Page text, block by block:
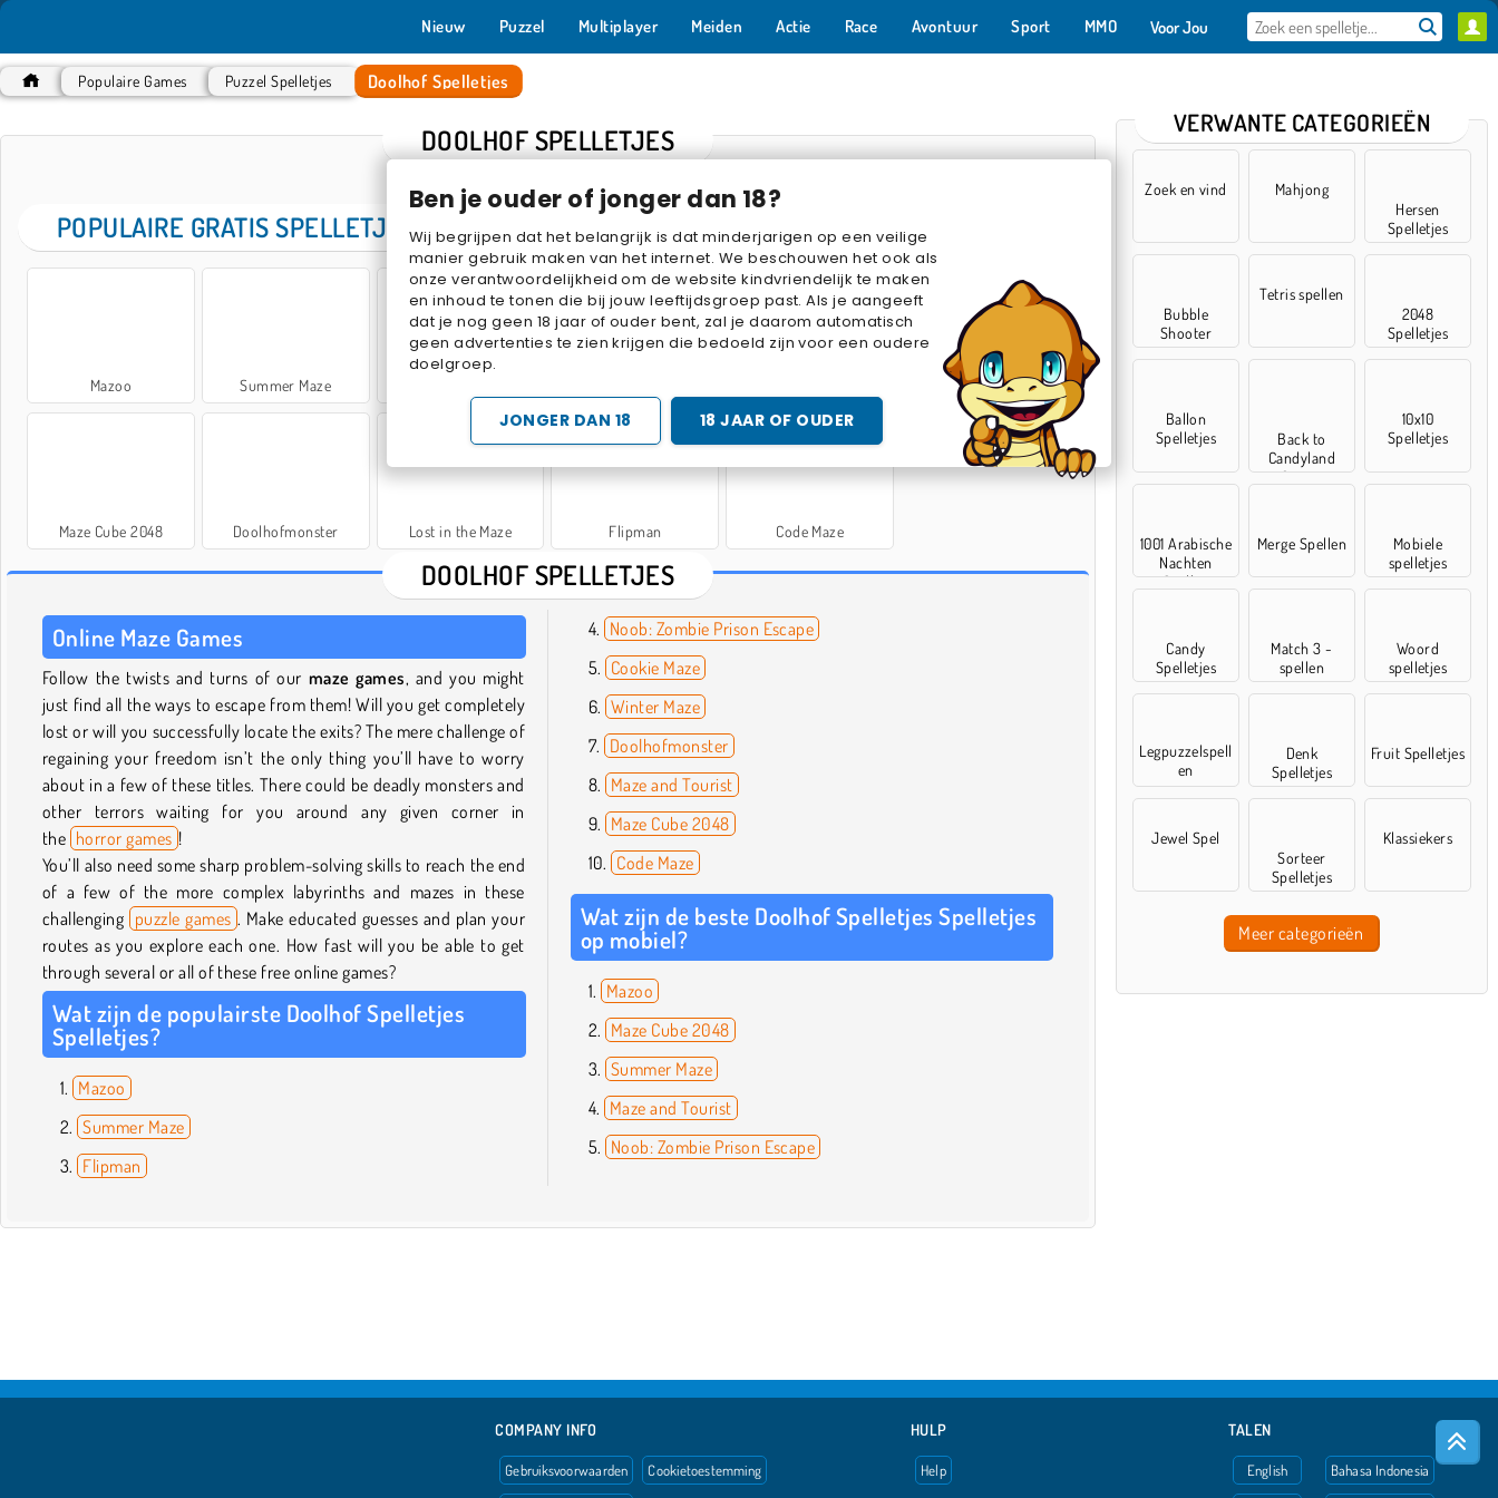
Ben je ouder of jonger dan 18?
Wij begrijpen dat het belangrijk is dat minderjarigen op een veilige
manier gebruik maken van het internet. We beschouwen het ook als
onze verantwoordelijkheid om de website kindvriendelijk te maken
en inhoud te tonen die bij jouw leeftijdsgroep past. Als je aangeeft
dat je nog geen 18 jaar of ouder bent, zal je daarom automatisch
geen advertenties te zien krijgen die bedoeld zijn voor een oudere
doelgroep.
JONGER DAN 18 18 JAAR OF OUDER
Nieuw Puzzel Multiplayer Meiden Actie Race Avontuur Sport MMO Voor Jou
Populaire Games Puzzel Spelletjes Doolhof Spelletjes
DOOLHOF SPELLETJES
POPULAIRE GRATIS SPELLETJES
Mazoo Summer Maze Noob: Zombie Prison Escape
Maze Cube 2048 Doolhofmonster Lost in the Maze Flipman Code Maze
DOOLHOF SPELLETJES
Online Maze Games
Follow the twists and turns of our maze games, and you might
just find all the ways to escape from them! Will you get completely
lost or will you successfully locate the exits? The mere challenge of
regaining your freedom isn’t the only thing you’ll have to worry
about in a few of these titles. There could be deadly monsters and
other terrors waiting for you around any given corner in
the horror games !
You’ll also need some sharp problem-solving skills to reach the end
of a few of the more complex labyrinths and mazes in these
challenging puzzle games . Make educated guesses and plan your
routes as you explore each one. How fast will you be able to get
through several or all of these free online games?
Wat zijn de populairste Doolhof Spelletjes
Spelletjes?
Mazoo
Summer Maze
Flipman
Noob: Zombie Prison Escape
Cookie Maze
Winter Maze
Doolhofmonster
Maze and Tourist
Maze Cube 2048
Code Maze
Wat zijn de beste Doolhof Spelletjes Spelletjes
op mobiel?
Mazoo
Maze Cube 2048
Summer Maze
Maze and Tourist
Noob: Zombie Prison Escape
VERWANTE CATEGORIEËN
Zoek en vind
Mahjong
Hersen
Spelletjes
Bubble
Shooter
Tetris spellen
2048
Spelletjes
Ballon
Spelletjes
Back to
Candyland
Games
10x10
Spelletjes
1001 Arabische
Nachten
Spellen
Merge Spellen
Mobiele
spelletjes
Candy
Spelletjes
Match 3 -
spellen
Woord
spelletjes
Legpuzzelspell
en
Denk
Spelletjes
Fruit Spelletjes
Jewel Spel
Sorteer
Spelletjes
Klassiekers
Meer categorieën
COMPANY INFO
Gebruiksvoorwaarden Cookietoestemming
HULP
Help
TALEN
English Bahasa Indonesia